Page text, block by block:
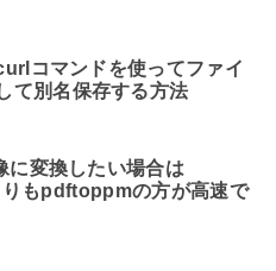
コマンドを使ってファイ
て別名保存する方法
に変換したい場合は
もpdftoppmの方が高速で